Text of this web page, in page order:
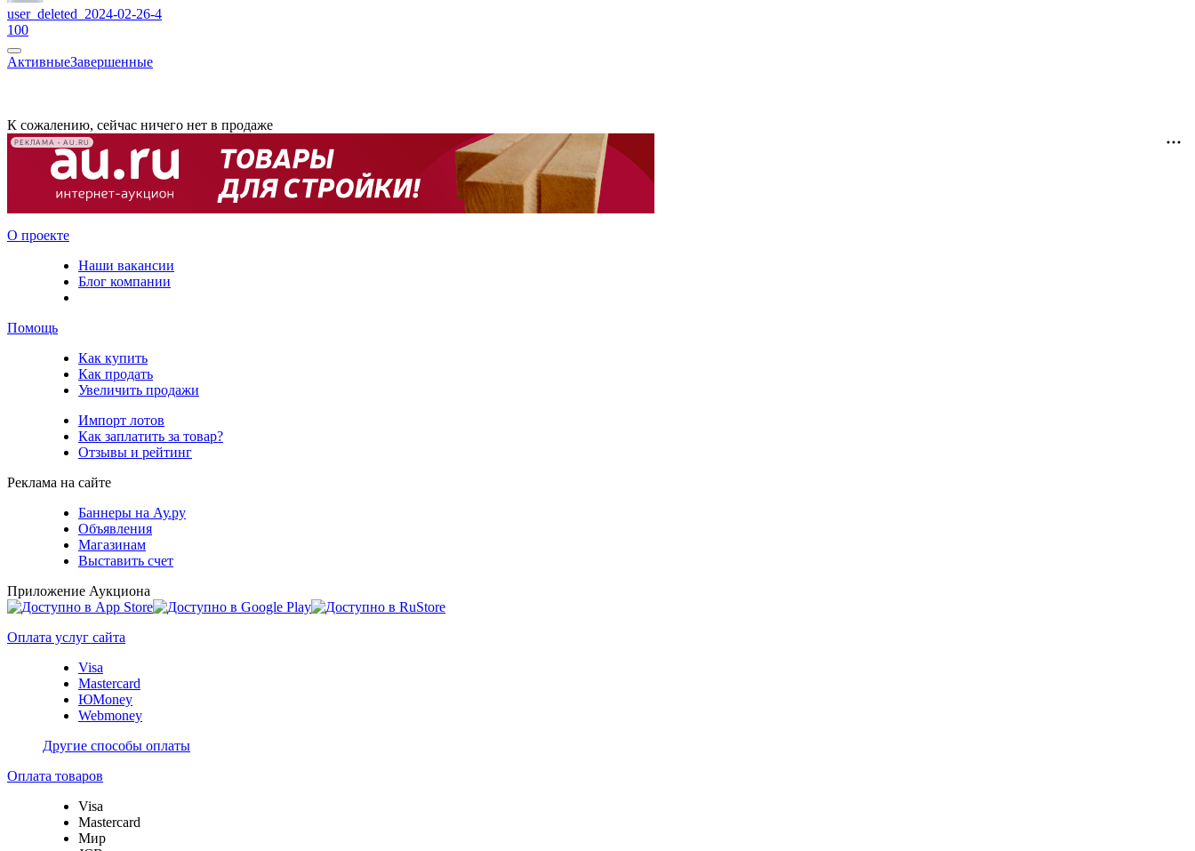
user_deleted_2024-02-26-4
100
АктивныеЗавершенные
К сожалению, сейчас ничего нет в продаже
РЕКЛАМА • AU.RU
О проекте
Наши вакансии
Блог компании
Помощь
Как купить
Как продать
Увеличить продажи
Импорт лотов
Как заплатить за товар?
Отзывы и рейтинг
Реклама на сайте
Баннеры на Ау.ру
Объявления
Магазинам
Выставить счет
Приложение Аукциона
Оплата услуг сайта
Visa
Mastercard
ЮMoney
Webmoney
Другие способы оплаты
Оплата товаров
Visa
Mastercard
Мир